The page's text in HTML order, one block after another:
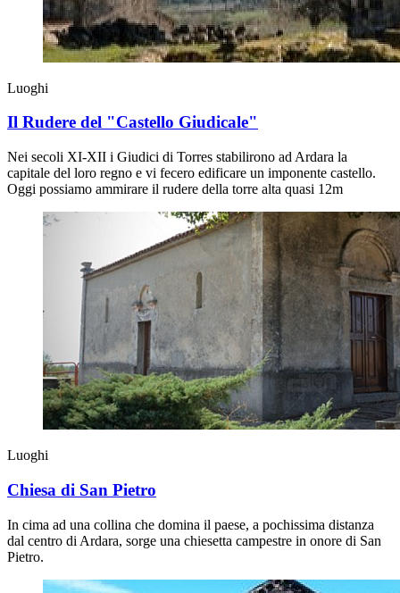
Luoghi
Il Rudere del "Castello Giudicale"
Nei secoli XI-XII i Giudici di Torres stabilirono ad Ardara la
capitale del loro regno e vi fecero edificare un imponente castello.
Oggi possiamo ammirare il rudere della torre alta quasi 12m
Luoghi
Chiesa di San Pietro
In cima ad una collina che domina il paese, a pochissima distanza
dal centro di Ardara, sorge una chiesetta campestre in onore di San
Pietro.